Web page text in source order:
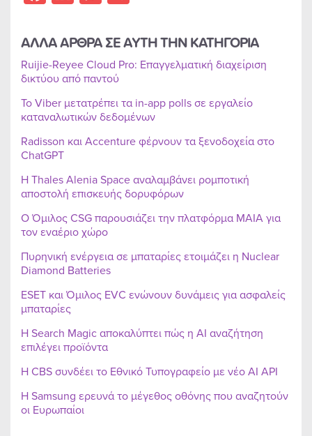
ΑΛΛΑ ΑΡΘΡΑ ΣΕ ΑΥΤΗ ΤΗΝ ΚΑΤΗΓΟΡΙΑ
Ruijie-Reyee Cloud Pro: Επαγγελματική διαχείριση
δικτύου από παντού
Το Viber μετατρέπει τα in-app polls σε εργαλείο
καταναλωτικών δεδομένων
Radisson και Accenture φέρνουν τα ξενοδοχεία στο
ChatGPT
Η Thales Alenia Space αναλαμβάνει ρομποτική
αποστολή επισκευής δορυφόρων
Ο Όμιλος CSG παρουσιάζει την πλατφόρμα MAIA για
τον εναέριο χώρο
Πυρηνική ενέργεια σε μπαταρίες ετοιμάζει η Nuclear
Diamond Batteries
ESET και Όμιλος EVC ενώνουν δυνάμεις για ασφαλείς
μπαταρίες
Η Search Magic αποκαλύπτει πώς η AI αναζήτηση
επιλέγει προϊόντα
Η CBS συνδέει το Εθνικό Τυπογραφείο με νέο AI API
Η Samsung ερευνά το μέγεθος οθόνης που αναζητούν
οι Ευρωπαίοι